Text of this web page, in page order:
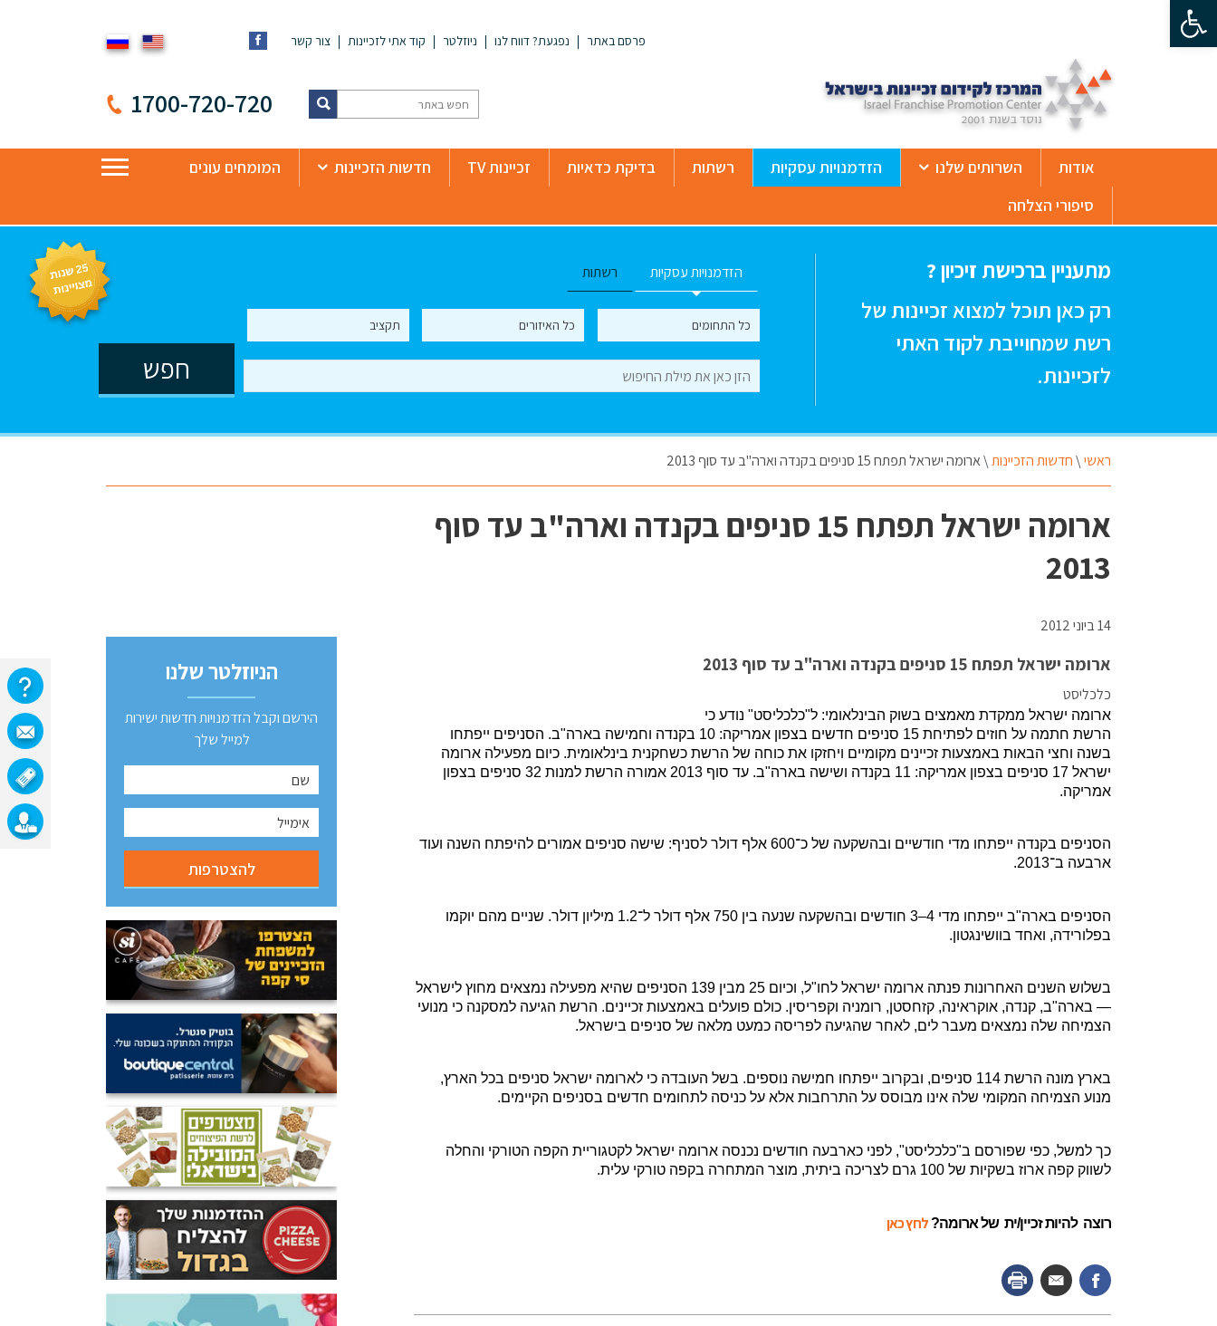
פתח סרגל נגישות
פרסם באתר נפגעת? דווח לנו ניוזלטר קוד אתי לזכיינות צור קשר
1700-720-720
אודות השרותים שלנו הזדמנויות עסקיות רשתות בדיקת כדאיות זכיינות TV חדשות הזכיינות
המומחים עונים
סיפורי הצלחה
מתעניין ברכישת זיכיון ?
רק כאן תוכל למצוא זכיינות של
רשת שמחוייבת לקוד האתי
לזכיינות.
הזדמנויות עסקיות רשתות
ראשי\חדשות הזכיינות\ארומה ישראל תפתח 15 סניפים בקנדה וארה"ב עד סוף 2013
ארומה ישראל תפתח 15 סניפים בקנדה וארה"ב עד סוף
2013
14 ביוני 2012
ארומה ישראל תפתח 15 סניפים בקנדה וארה"ב עד סוף 2013
כלכליסט
ארומה ישראל ממקדת מאמצים בשוק הבינלאומי: ל"כלכליסט" נודע כי
הרשת חתמה על חוזים לפתיחת 15 סניפים חדשים בצפון אמריקה: 10 בקנדה וחמישה בארה"ב. הסניפים ייפתחו
בשנה וחצי הבאות באמצעות זכיינים מקומיים ויחזקו את כוחה של הרשת כשחקנית בינלאומית. כיום מפעילה ארומה
ישראל 17 סניפים בצפון אמריקה: 11 בקנדה ושישה בארה"ב. עד סוף 2013 אמורה הרשת למנות 32 סניפים בצפון
אמריקה.
הסניפים בקנדה ייפתחו מדי חודשיים ובהשקעה של כ־600 אלף דולר לסניף: שישה סניפים אמורים להיפתח השנה ועוד
ארבעה ב־2013.
הסניפים בארה"ב ייפתחו מדי 4–3 חודשים ובהשקעה שנעה בין 750 אלף דולר ל־1.2 מיליון דולר. שניים מהם יוקמו
בפלורידה, ואחד בוושינגטון.
בשלוש השנים האחרונות פנתה ארומה ישראל לחו"ל, וכיום 25 מבין 139 הסניפים שהיא מפעילה נמצאים מחוץ לישראל
— בארה"ב, קנדה, אוקראינה, קזחסטן, רומניה וקפריסין. כולם פועלים באמצעות זכיינים. הרשת הגיעה למסקנה כי מנועי
הצמיחה שלה נמצאים מעבר לים, לאחר שהגיעה לפריסה כמעט מלאה של סניפים בישראל.
בארץ מונה הרשת 114 סניפים, ובקרוב ייפתחו חמישה נוספים. בשל העובדה כי לארומה ישראל סניפים בכל הארץ,
מנוע הצמיחה המקומי שלה אינו מבוסס על התרחבות אלא על כניסה לתחומים חדשים בסניפים הקיימים.
כך למשל, כפי שפורסם ב"כלכליסט", לפני כארבעה חודשים נכנסה ארומה ישראל לקטגוריית הקפה הטורקי והחלה
לשווק קפה ארוז בשקיות של 100 גרם לצריכה ביתית, מוצר המתחרה בקפה טורקי עלית.
רוצה להיות זכיין/ית של ארומה?לחץ כאן
הניוזלטר שלנו
הירשם וקבל הזדמנויות חדשות ישירות
למייל שלך